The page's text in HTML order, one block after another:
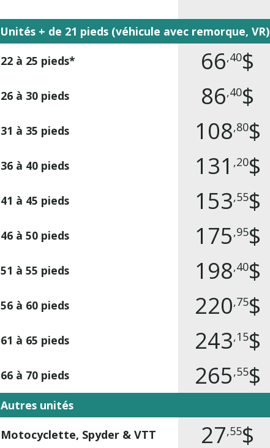
Unités + de 21 pieds (véhicule avec remorque, VR)
22 à 25 pieds*
66,40$
26 à 30 pieds 86,40$
31 à 35 pieds 108,80$
36 à 40 pieds 131 ,20$
41 à 45 pieds 153,55$
46 à 50 pieds 175,95$
51 à 55 pieds 198,40$
56 à 60 pieds 220,75$
61 à 65 pieds 243,15$
66 à 70 pieds 265,55$
Autres unités
Motocyclette, Spyder & VTT
27,55$